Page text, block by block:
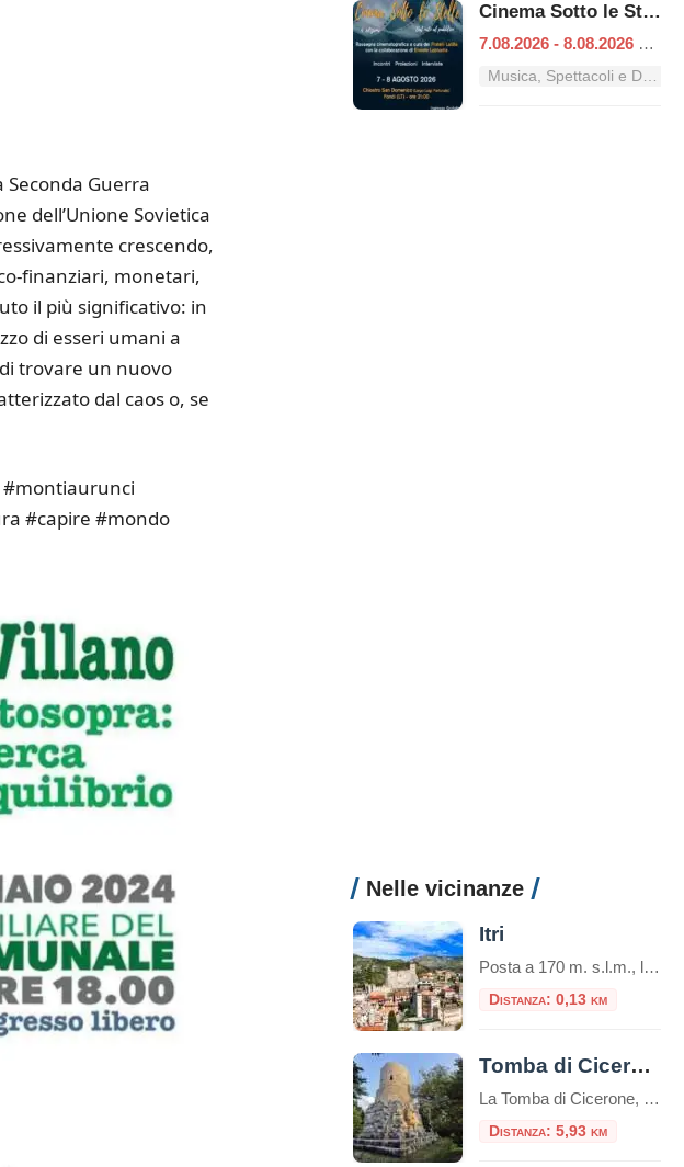
Seconda Guerra
dell’Unione Sovietica
crescendo,
finanziari, monetari,
il più significativo: in
di esseri umani a
trovare un nuovo
dal caos o, se
#capire #mondo
Cinema Sotto le Stelle – Dal mito al pubblico
7.08.2026 - 8.08.2026 |
Musica, Spettacoli e Danza nel Lazio
Nelle vicinanze
Itri
Posta a 170 m. s.l.m., la cittadina di Itri sorge in una caratteristica vallata tra le falde occidentali dei monti Aurunci (passo di San Donato), a soli 8 km dalla costa. Castello di Itri Si trova lungo il percorso della via Appia, tra Fondi (co
Distanza: 0,13 km
Tomba di Cicerone
La Tomba di Cicerone, nota anche come Mausoleo di Cicerone o Sepolcro di Cicerone in italiano, è il luogo di sepoltura del famoso oratore e filosofo romano Marco Tullio Cicerone.Cicerone è noto per essere stato uno degli oratori più influenti della Roma antica e una figura di spicco nella politica romana durante gli ultimi anni […]
Distanza: 5,93 km